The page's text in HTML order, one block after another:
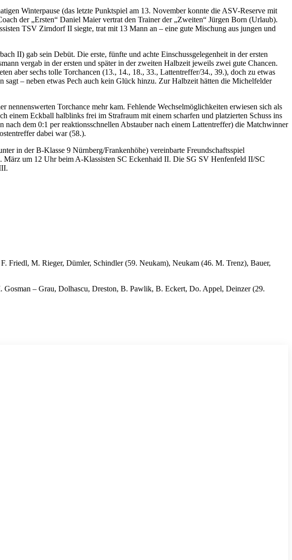
Winterpause (das letzte Punktspiel am 13. November konnte die ASV-Reserve mit
der „Ersten“ Daniel Maier vertrat den Trainer der „Zweiten“ Jürgen Born (Urlaub).
TSV Zirndorf II siegte, trat mit 13 Mann an – eine gute Mischung aus jungen und
II) gab sein Debüt. Die erste, fünfte und achte Einschussgelegenheit in der ersten
vergab in der ersten und später in der zweiten Halbzeit jeweils zwei gute Chancen.
aber sechs tolle Torchancen (13., 14., 18., 33., Lattentreffer/34., 39.), doch zu etwas
– neben etwas Pech auch kein Glück hinzu. Zur Halbzeit hätten die Michelfelder
Torchance mehr kam. Fehlende Wechselmöglichkeiten erwiesen sich als
einem Eckball halblinks frei im Strafraum mit einem scharfen und platzierten Schuss ins
dem 0:1 per reaktionsschnellen Abstauber nach einem Lattentreffer) die Matchwinner
dabei war (58.).
in der B-Klasse 9 Nürnberg/Frankenhöhe) vereinbarte Freundschaftsspiel
März um 12 Uhr beim A-Klassisten SC Eckenhaid II. Die SG SV Henfenfeld II/SC
M. Rieger, Dümler, Schindler (59. Neukam), Neukam (46. M. Trenz), Bauer,
– Grau, Dolhascu, Dreston, B. Pawlik, B. Eckert, Do. Appel, Deinzer (29.